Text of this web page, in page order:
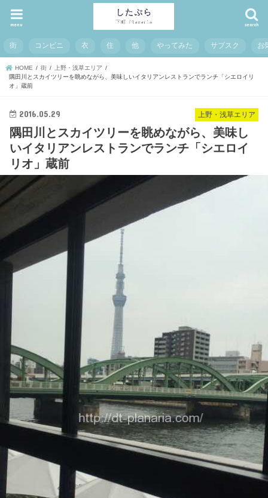
search
menu
街 コンビニ 衣 住 他 やってみた サブスク お
HOME 街
上野・浅草エリア
隅田川とスカイツリーを眺めながら、美味しいイタリアンレストランでランチ「シエロイリ
オ」蔵前
上野・浅草エリア
2016.05.29
隅田川とスカイツリーを眺めながら、美味し
いイタリアンレストランでランチ「シエロイ
リオ」蔵前